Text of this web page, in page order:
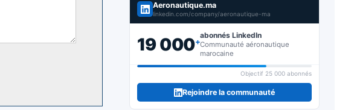
Aeronautique.ma
linkedin.com/company/aeronautique-ma
19 000+
abonnés LinkedIn
Communauté aéronautique
marocaine
Objectif 25 000 abonnés
Rejoindre la communauté